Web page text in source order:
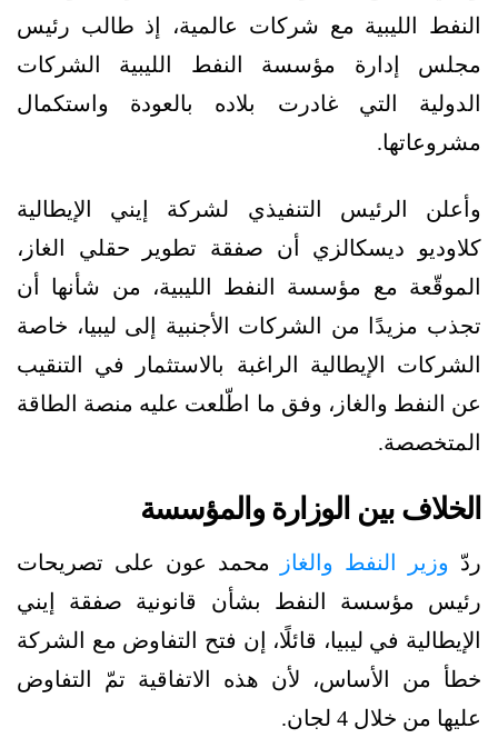
النفط الليبية مع شركات عالمية، إذ طالب رئيس
مجلس إدارة مؤسسة النفط الليبية الشركات
الدولية التي غادرت بلاده بالعودة واستكمال
مشروعاتها.
وأعلن الرئيس التنفيذي لشركة إيني الإيطالية
كلاوديو ديسكالزي أن صفقة تطوير حقلي الغاز،
الموقّعة مع مؤسسة النفط الليبية، من شأنها أن
تجذب مزيدًا من الشركات الأجنبية إلى ليبيا، خاصة
الشركات الإيطالية الراغبة بالاستثمار في التنقيب
عن النفط والغاز، وفق ما اطّلعت عليه منصة الطاقة
المتخصصة.
الخلاف بين الوزارة والمؤسسة
ردّ وزير النفط والغاز
محمد عون على تصريحات
رئيس مؤسسة النفط بشأن قانونية صفقة إيني
الإيطالية في ليبيا، قائلًا، إن فتح التفاوض مع الشركة
خطأ من الأساس، لأن هذه الاتفاقية تمّ التفاوض
عليها من خلال 4 لجان.